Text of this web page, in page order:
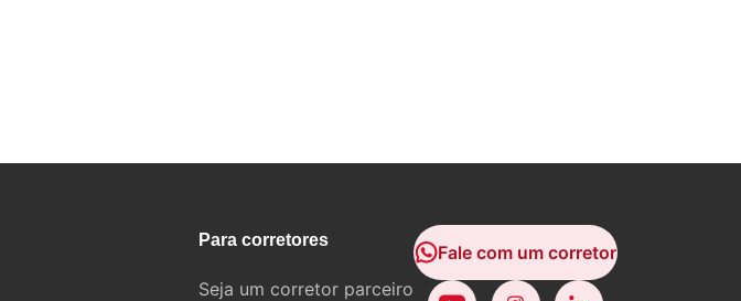
Para corretores
Seja um corretor parceiro
Fale com um corretor